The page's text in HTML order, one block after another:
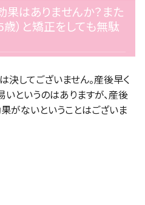
果はありませんか？また
）と矯正をしても無駄
決してございません。産後早く
というのはありますが、産後
がないということはございま